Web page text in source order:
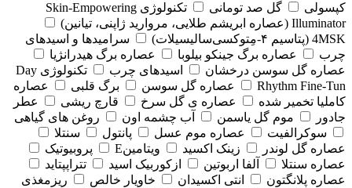
کپسولی
گل صد تومانی
تکنولوژی Skin-Empowering
Illuminator (عصاره ابریشم طلایی، مروارید ژاپنی، تیانین)
4MSK (پتاسیم ۴‑مِتوکسی‌سالیسیلات)
سرامیدها و اسیدهای
چرب
عصاره برگ جینکو بیلوبا
عصاره برگ هیدرانژیا
عصاره گل سوسن درخشان
اسیدهای چرب
تکنولوژی Day
Rhythm Fine‑Tun
عصاره گل سوسن برگ قلبی
عصاره
کاملیا تخمیر شده
عصاره ی گل سرخ قارچ ریشی
عطر
جادور
موم گل یاسمن آب چشمه اون
روغن های گیاهی
سوکرالفیت
عصاره موم عسل پانتول
سنتلا
عصاره گل لوندر
زینک اکسید ویتامینE
پروبیوتیک
عصاره سنتلا
آلفا اربوتین ازکوربیک اسید
تتراپپتاید
عصاره پلانگتون
انتی اکسیدان خاویار خالص
ریزمغذی